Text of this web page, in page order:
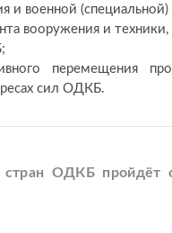
и военной (специальной)
вооружения и
перемещения
сил ОДКБ.
ОДКБ пройдёт